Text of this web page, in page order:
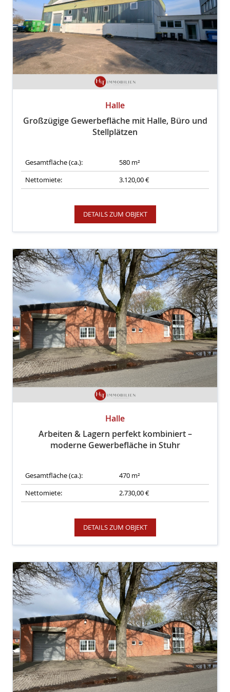
Halle
Großzügige Gewerbefläche mit Halle, Büro und
Stellplätzen
Gesamtfläche (ca.):
580 m²
Nettomiete:
3.120,00 €
DETAILS ZUM OBJEKT
Halle
Arbeiten & Lagern perfekt kombiniert –
moderne Gewerbefläche in Stuhr
Gesamtfläche (ca.):
470 m²
Nettomiete:
2.730,00 €
DETAILS ZUM OBJEKT